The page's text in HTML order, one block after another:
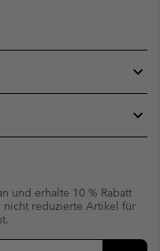
und erhalte 10 % Rabatt
nicht reduzierte Artikel für